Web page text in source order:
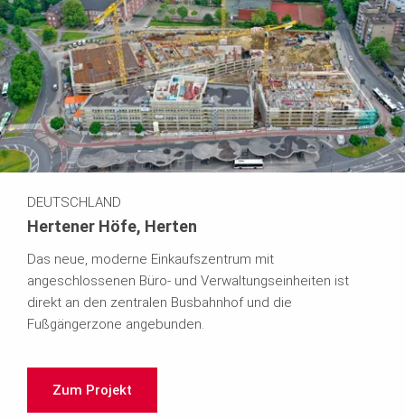
DEUTSCHLAND
Hertener Höfe, Herten
Das neue, moderne Einkaufszentrum mit
angeschlossenen Büro- und Verwaltungseinheiten ist
direkt an den zentralen Busbahnhof und die
Fußgängerzone angebunden.
Zum Projekt